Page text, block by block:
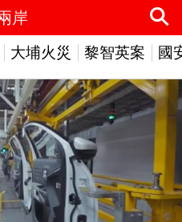
大埔火災 黎智英案 國
岸